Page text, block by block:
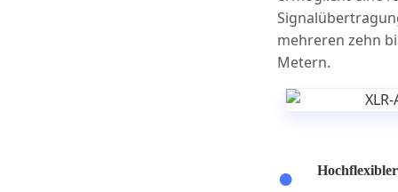
mehreren zehn
Metern.